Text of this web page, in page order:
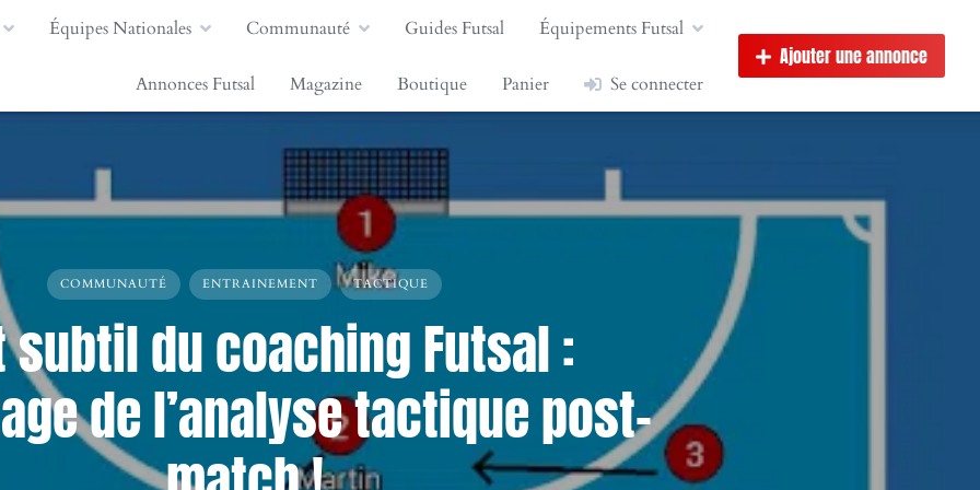
Équipes Nationales Communauté Guides Futsal Équipements Futsal
Annonces Futsal Magazine Boutique Panier Se connecter
Ajouter une annonce
COMMUNAUTÉ ENTRAINEMENT TACTIQUE
subtil du coaching Futsal :
de l’analyse tactique post-